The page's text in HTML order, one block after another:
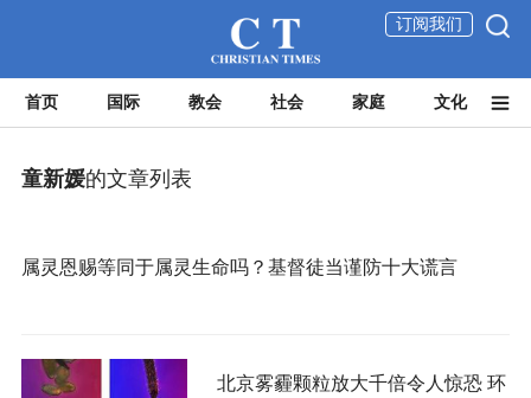
订阅我们
首页 国际 教会 社会 家庭 文化
童新媛的文章列表
属灵恩赐等同于属灵生命吗？基督徒当谨防十大谎言
北京雾霾颗粒放大千倍令人惊恐 环